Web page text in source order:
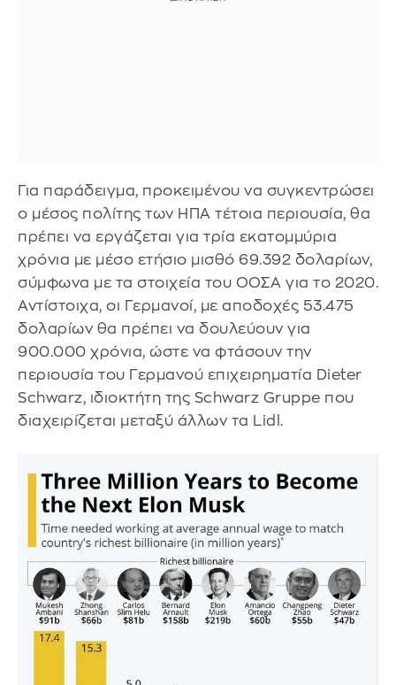
Για παράδειγμα, προκειμένου να συγκεντρώσει
ο μέσος πολίτης των ΗΠΑ τέτοια περιουσία, θα
πρέπει να εργάζεται για τρία εκατομμύρια
χρόνια με μέσο ετήσιο μισθό 69.392 δολαρίων,
σύμφωνα με τα στοιχεία του ΟΟΣΑ για το 2020.
Αντίστοιχα, οι Γερμανοί, με αποδοχές 53.475
δολαρίων θα πρέπει να δουλεύουν για
900.000 χρόνια, ώστε να φτάσουν την
περιουσία του Γερμανού επιχειρηματία Dieter
Schwarz, ιδιοκτήτη της Schwarz Gruppe που
διαχειρίζεται μεταξύ άλλων τα Lidl.